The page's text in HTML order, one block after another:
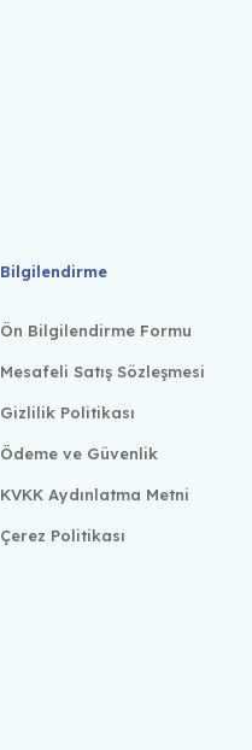
Bilgilendirme
Ön Bilgilendirme Formu
Mesafeli Satış Sözleşmesi
Gizlilik Politikası
Ödeme ve Güvenlik
KVKK Aydınlatma Metni
Çerez Politikası